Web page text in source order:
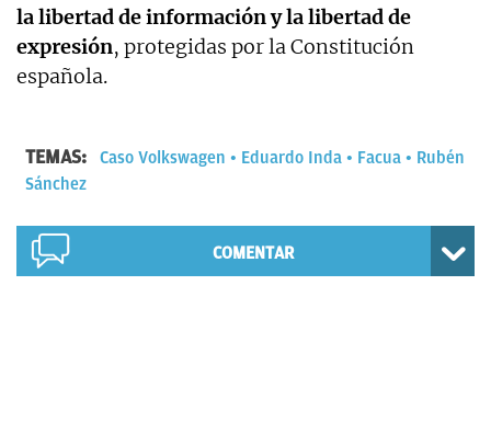
la libertad de información y la libertad de
expresión, protegidas por la Constitución
española.
TEMAS: Caso Volkswagen Eduardo Inda Facua
Rubén
Sánchez
COMENTAR